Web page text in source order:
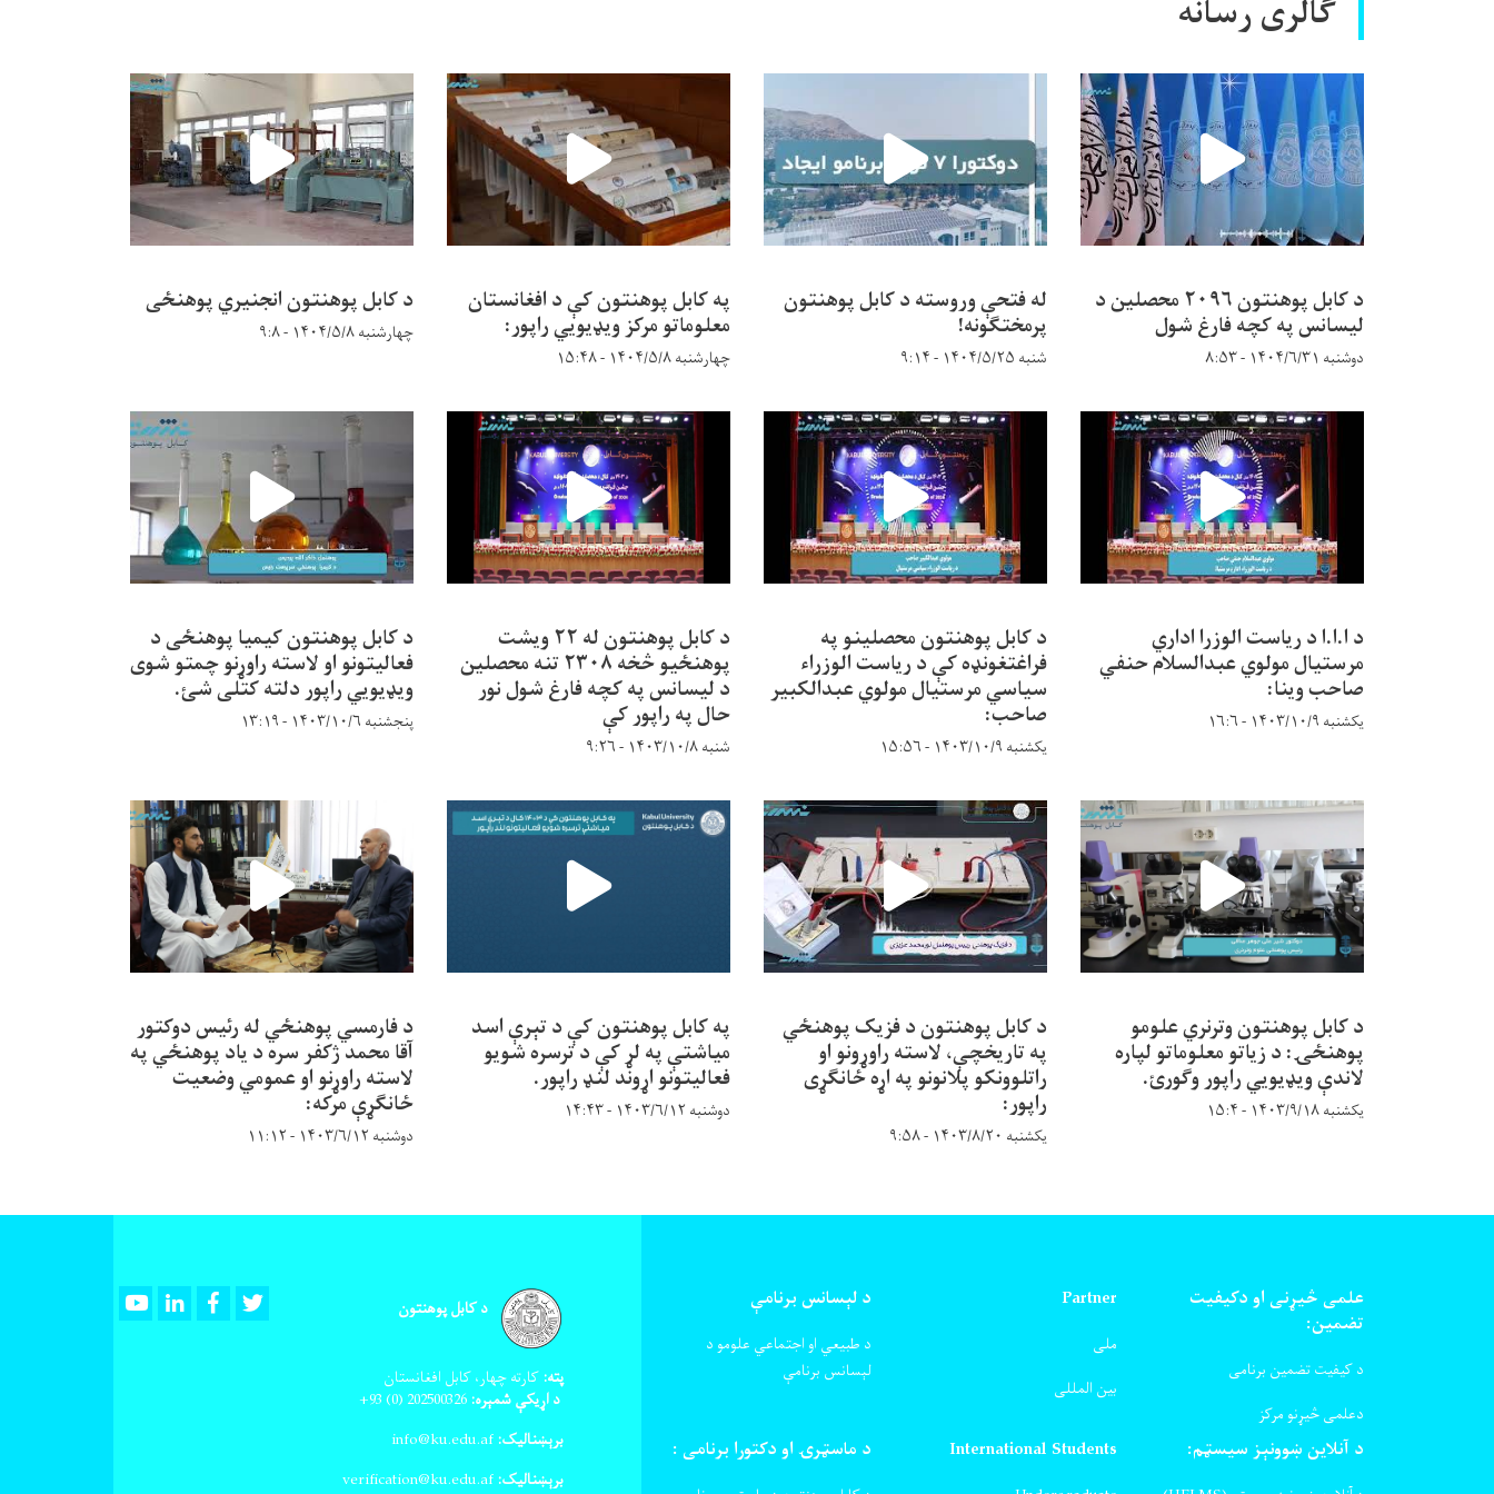
گالری رسانه
د کابل پوهنتون ۲۰۹۶ محصلین د
لیسانس په کچه فارغ شول
دوشنبه ۱۴۰۴/۶/۳۱ - ۸:۵۳
له فتحې وروسته د کابل پوهنتون
پرمختګونه!
شنبه ۱۴۰۴/۵/۲۵ - ۹:۱۴
په کابل پوهنتون کې د افغانستان
معلوماتو مرکز ویډیويي راپور:
چهارشنبه ۱۴۰۴/۵/۸ - ۱۵:۴۸
د کابل پوهنتون انجنیري پوهنځی
چهارشنبه ۱۴۰۴/۵/۸ - ۹:۸
د ا.ا.ا د ریاست الوزرا اداري
مرستیال مولوي عبدالسلام حنفي
صاحب وینا:
یکشنبه ۱۴۰۳/۱۰/۹ - ۱۶:۶
د کابل پوهنتون محصلینو په
فراغتغونډه کې د ریاست الوزراء
سیاسي مرستیال مولوي عبدالکبیر
صاحب:
یکشنبه ۱۴۰۳/۱۰/۹ - ۱۵:۵۶
د کابل پوهنتون له ۲۲ ویشت
پوهنځیو څخه ۲۳۰۸ تنه محصلین
د لیسانس په کچه فارغ شول نور
حال په راپور کې
شنبه ۱۴۰۳/۱۰/۸ - ۹:۲۶
د کابل پوهنتون کیمیا پوهنځی د
فعالیتونو او لاسته راوړنو چمتو شوی
ویډیویي راپور دلته کتلی شئ.
پنجشنبه ۱۴۰۳/۱۰/۶ - ۱۳:۱۹
د کابل پوهنتون وترنري علومو
پوهنځۍ: د زیاتو معلوماتو لپاره
لاندې ویډیويي راپور وګورئ.
یکشنبه ۱۴۰۳/۹/۱۸ - ۱۵:۴
د کابل پوهنتون د فزیک پوهنځي
په تاریخچې، لاسته راوړونو او
راتلوونکو پلانونو په اړه ځانګړی
راپور:
یکشنبه ۱۴۰۳/۸/۲۰ - ۹:۵۸
په کابل پوهنتون کې د تېرې اسد
میاشتې په لړ کې د ترسره شویو
فعالیتونو اړوند لنډ راپور.
دوشنبه ۱۴۰۳/۶/۱۲ - ۱۴:۴۳
د فارمسي پوهنځي له رئیس دوکتور
آقا محمد ژکفر سره د یاد پوهنځي په
لاسته راوړنو او عمومي وضعیت
ځانګړې مرکه:
دوشنبه ۱۴۰۳/۶/۱۲ - ۱۱:۱۲
علمی څیړنی او دکیفیت
تضمین:
د کیفیت تضمین برنامی
دعلمی څیړنو مرکز
Partner
ملی
بین المللی
د لېسانس برنامې
د طبیعي او اجتماعي علومو د
لېسانس برنامې
د آنلاین ښوونېز سیسټم: International Students د ماسټرۍ او دکتورا برنامی :
د کابل پوهنتون YoutubeLinkedInFacebook
پته: کارته چهار، کابل افغانستان
د اړیکې شمېره: 202500326
(0) 93+
برېښنالیک:
برېښنالیک: